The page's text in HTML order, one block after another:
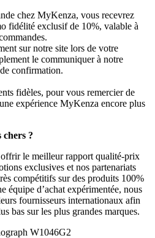
chez MyKenza, vous recevrez
fidélité exclusif de 10%, valable à
sur notre site lors de votre
le communiquer à notre
confirmation.
fidèles, pour vous remercier de
expérience MyKenza encore plus
chers ?
le meilleur rapport qualité-prix
exclusives et nos partenariats
compétitifs sur des produits 100%
équipe d’achat expérimentée, nous
fournisseurs internationaux afin
bas sur les plus grandes marques.
W1046G2